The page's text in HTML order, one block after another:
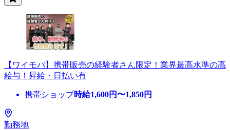
【ワイモバ】携帯販売の経験者さん限定！業界最高水準の高
給与！昇給・日払い有
携帯ショップ時給1,600円〜1,850円
勤務地